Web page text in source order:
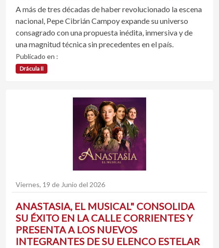
A más de tres décadas de haber revolucionado la escena
nacional, Pepe Cibrián Campoy expande su universo
consagrado con una propuesta inédita, inmersiva y de
una magnitud técnica sin precedentes en el país.
Publicado en :
Drácula II
Viernes, 19 de Junio del 2026
ANASTASIA, EL MUSICAL" CONSOLIDA
SU ÉXITO EN LA CALLE CORRIENTES Y
PRESENTA A LOS NUEVOS
INTEGRANTES DE SU ELENCO ESTELAR